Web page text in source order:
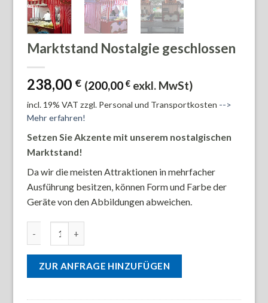
Marktstand Nostalgie geschlossen
238,00 € (200,00€ exkl. MwSt)
incl. 19% VAT zzgl. Personal und Transportkosten -->
Mehr erfahren!
Setzen Sie Akzente mit unserem nostalgischen
Marktstand!
Da wir die meisten Attraktionen in mehrfacher
Ausführung besitzen, können Form und Farbe der
Geräte von den Abbildungen abweichen.
ZUR ANFRAGE HINZUFÜGEN